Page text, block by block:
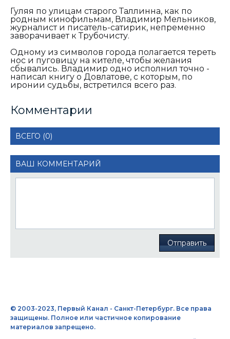
Гуляя по улицам старого Таллинна, как по
родным кинофильмам, Владимир Мельников,
журналист и писатель-сатирик, непременно
заворачивает к Трубочисту.
Одному из символов города полагается тереть
нос и пуговицу на кителе, чтобы желания
сбывались. Владимир одно исполнил точно -
написал книгу о Довлатове, с которым, по
иронии судьбы, встретился всего раз.
Комментарии
ВСЕГО (0)
ВАШ КОММЕНТАРИЙ
Отправить
© 2003-2023, Первый Канал - Санкт-Петербург. Все права
защищены. Полное или частичное копирование
материалов запрещено.